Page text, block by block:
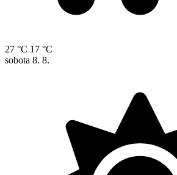
27 °C 17 °C
sobota 8. 8.